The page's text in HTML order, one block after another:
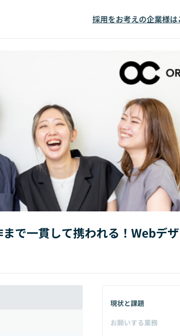
採用をお考えの企業様は
で一貫して携われる！Webデ
現状と課題
お願いする業務